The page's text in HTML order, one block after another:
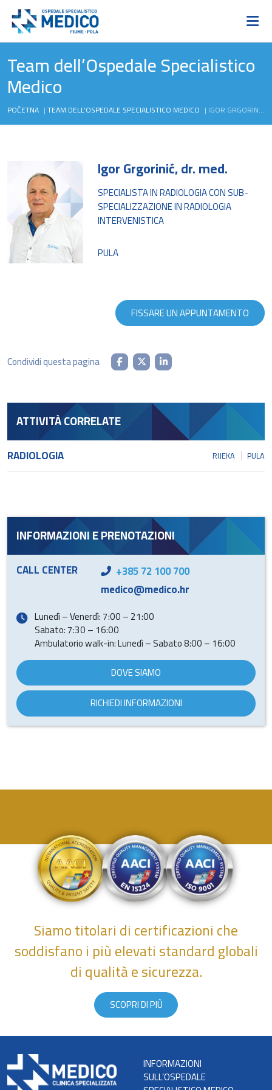
Team dell’Ospedale Specialistico
Medico
POČETNA |TEAM DELL’OSPEDALE SPECIALISTICO MEDICO | IGOR GRGORINIĆ, DR. MED.
Igor Grgorinić, dr. med.
SPECIALISTA IN RADIOLOGIA CON SUB-
SPECIALIZZAZIONE IN RADIOLOGIA
INTERVENISTICA
PULA
FISSARE UN APPUNTAMENTO
Condividi questa pagina
ATTIVITÀ CORRELATE
RADIOLOGIA RIJEKA PULA
INFORMAZIONI E PRENOTAZIONI
CALL CENTER
+385 72 100 700
medico@medico.hr
Lunedì – Venerdì: 7:00 – 21:00
Sabato: 7:30 – 16:00
Ambulatorio walk-in: Lunedì – Sabato 8:00 – 16:00
DOVE SIAMO
RICHIEDI INFORMAZIONI
Siamo titolari di certificazioni che
soddisfano i più elevati standard globali
di qualità e sicurezza.
SCOPRI DI PIÙ
INFORMAZIONI
SULL’OSPEDALE